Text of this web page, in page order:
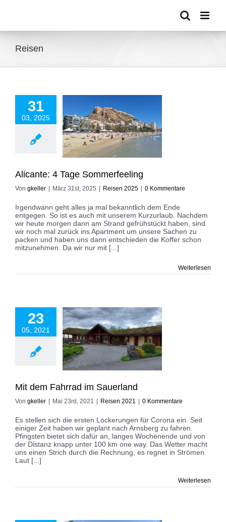
Reisen
31
03, 2025
Alicante: 4 Tage Sommerfeeling
Von gkeller März 31st, 2025 Reisen 2025 0 Kommentare
Irgendwann geht alles ja mal bekanntlich dem Ende
entgegen. So ist es auch mit unserem Kurzurlaub. Nachdem
wir heute morgen dann am Strand gefrühstückt haben, sind
wir noch mal zurück ins Apartment um unsere Sachen zu
packen und haben uns dann entschieden die Koffer schon
mitzunehmen. Da wir nur mit [...]
Weiterlesen
23
05, 2021
Mit dem Fahrrad im Sauerland
Von gkeller | Mai 23rd, 2021 | Reisen 2021 | 0 Kommentare
Es stellen sich die ersten Lockerungen für Corona ein. Seit
einiger Zeit haben wir geplant nach Arnsberg zu fahren.
Pfingsten bietet sich dafür an, langes Wochenende und von
der Distanz knapp unter 100 km one way. Das Wetter macht
uns einen Strich durch die Rechnung, es regnet in Strömen.
Laut [...]
Weiterlesen